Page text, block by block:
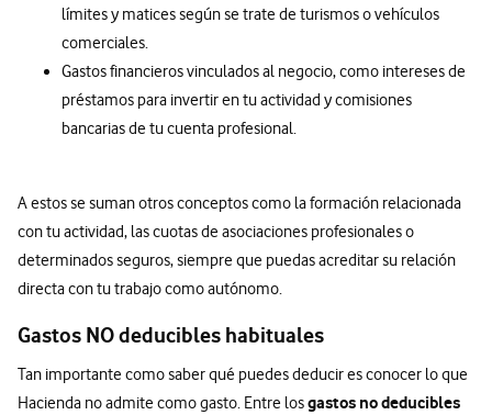
límites y matices según se trate de turismos o vehículos
comerciales.
Gastos financieros vinculados al negocio, como intereses de
préstamos para invertir en tu actividad y comisiones
bancarias de tu cuenta profesional.
A estos se suman otros conceptos como la formación relacionada
con tu actividad, las cuotas de asociaciones profesionales o
determinados seguros, siempre que puedas acreditar su relación
directa con tu trabajo como autónomo.
Gastos NO deducibles habituales
Tan importante como saber qué puedes deducir es conocer lo que
Hacienda no admite como gasto. Entre losgastos no deducibles